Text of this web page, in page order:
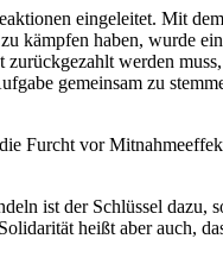
eingeleitet. Mit
kämpfen haben, wurde
werden
gemeinsam zu
Furcht vor
ist der Schlüssel
heißt aber auch,